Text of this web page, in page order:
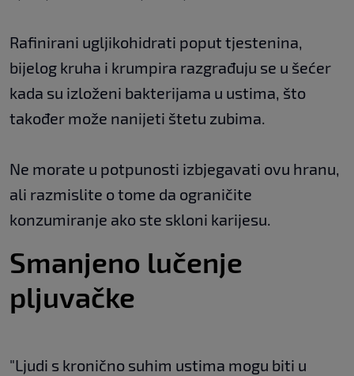
Rafinirani ugljikohidrati poput tjestenina,
bijelog kruha i krumpira razgrađuju se u šećer
kada su izloženi bakterijama u ustima, što
također može nanijeti štetu zubima.
Ne morate u potpunosti izbjegavati ovu hranu,
ali razmislite o tome da ograničite
konzumiranje ako ste skloni karijesu.
Smanjeno lučenje
pljuvačke
"Ljudi s kronično suhim ustima mogu biti u